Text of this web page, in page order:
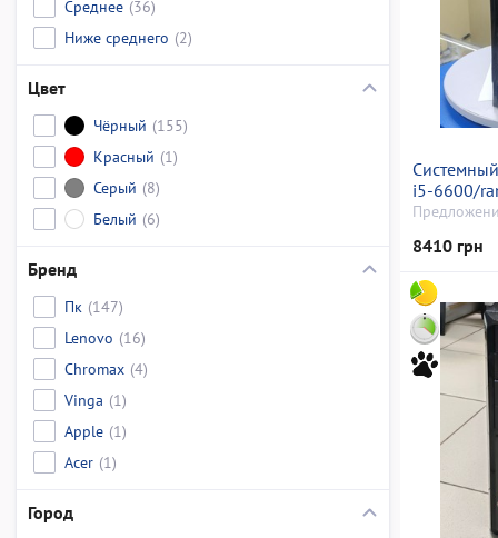
Среднее (36)
Ниже среднего (2)
Цвет
Чёрный (155)
Красный (1)
Серый (8)
Белый (6)
Бренд
Пк (147)
Lenovo (16)
Chromax (4)
Vinga (1)
Apple (1)
Acer (1)
Город
i5-6600/
256bit
8410 грн